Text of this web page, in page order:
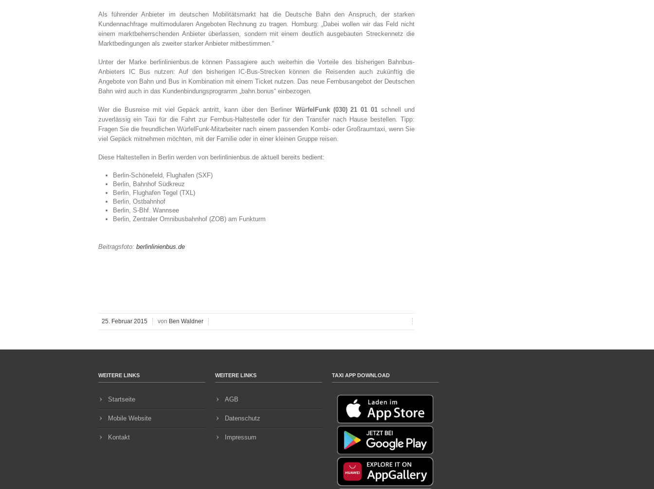
Als führender Anbieter im deutschen Mobilitätsmarkt hat die Deutsche Bahn den Anspruch, der starken
Kundennachfrage multimodularen Angeboten Rechnung zu tragen. Homburg: „Dabei wollen wir das Feld nicht
einem marktbeherrschenden Anbieter überlassen, sondern mit einem deutlich ausgebauten Streckennetz die
Marktbedingungen als zweiter starker Anbieter mitbestimmen.“
Unter der Marke berlinlinienbus.de können Passagiere auch weiterhin die Vorteile des bisherigen Bahnbus-
Anbieters IC Bus nutzen: Auf den bisherigen IC-Bus-Strecken können die Reisenden auch zukünftig die
Angebote von Bahn und Bus in Kombination mit einem Ticket nutzen. Das neue Fernbusangebot der Deutschen
Bahn wird auch in das Kundenbindungsprogramm „bahn.bonus“ einbezogen.
Wer die Busreise mit viel Gepäck antritt, kann über den Berliner WürfelFunk (030) 21 01 01 schnell und
zuverlässig ein Taxi für die Fahrt zur Fernbus-Haltestelle oder für den Transfer nach Hause bestellen. Tipp:
Fragen Sie die freundlichen WürfelFunk-Mitarbeiter nach einem passenden Kombi- oder Großraumtaxi, wenn Sie
viel Gepäck mitnehmen möchten, mit der Familie oder in einer kleinen Gruppe reisen.
Diese Haltestellen in Berlin werden von berlinlinienbus.de aktuell bereits bedient:
Berlin-Schönefeld, Flughafen (SXF)
Berlin, Bahnhof Südkreuz
Berlin, Flughafen Tegel (TXL)
Berlin, Ostbahnhof
Berlin, S-Bhf. Wannsee
Berlin, Zentraler Omnibusbahnhof (ZOB) am Funkturm
Beitragsfoto: berlinlinienbus.de
25. Februar 2015 von Ben Waldner
WEITERE LINKS
Startseite
Mobile Website
Kontakt
WEITERE LINKS
AGB
Datenschutz
Impressum
TAXI APP DOWNLOAD